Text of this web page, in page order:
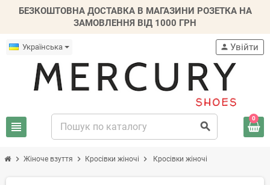
БЕЗКОШТОВНА ДОСТАВКА В МАГАЗИНИ РОЗЕТКА НА
ЗАМОВЛЕННЯ ВІД 1000 ГРН
Українська
view_headline search
person Увійти
0
chevron_right Жіноче взуття chevron_right Кросівки жіночі chevron_right Кросівки жіночі